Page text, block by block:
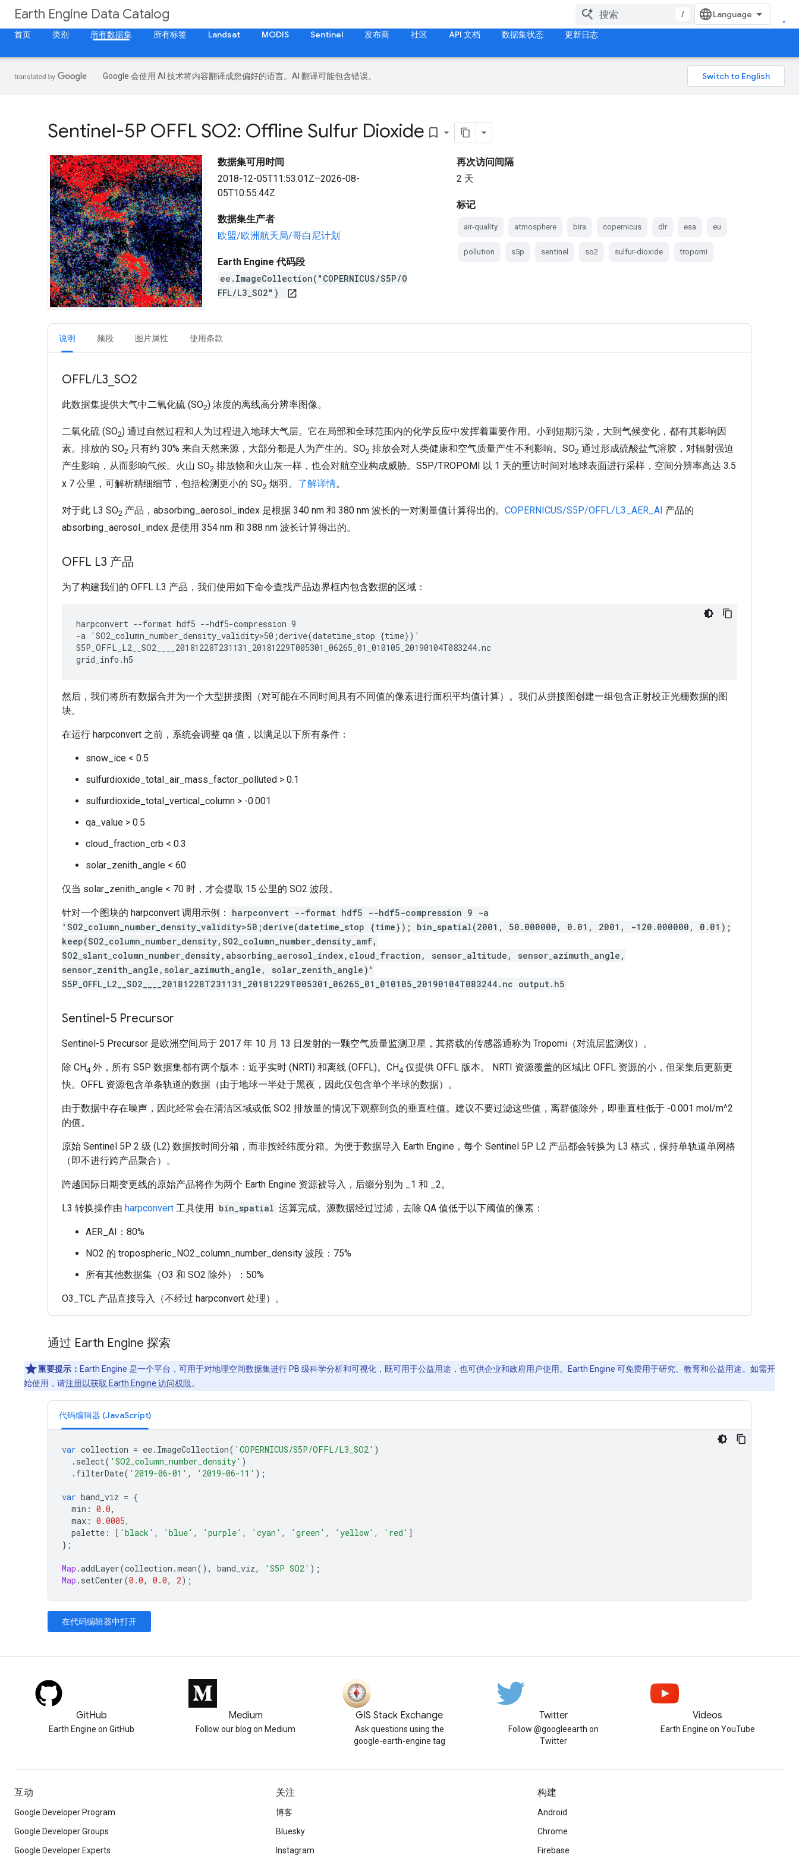
Earth Engine Data Catalog
/
首页
类别 所有数据集 所有标签 Landsat MODIS Sentinel 发布商 社区 API 文档 数据集状态 更新日志
Google 会使用 AI 技术将内容翻译成您偏好的语言。AI 翻译可能包含错误。
Sentinel-5P OFFL SO2: Offline Sulfur Dioxide bookmark_border
数据集可用时间
2018-12-05T11:53:01Z–2026-08-
05T10:55:44Z
数据集生产者
欧盟/欧洲航天局/哥白尼计划
Earth Engine 代码段
ee.ImageCollection("COPERNICUS/S5P/O
FFL/L3_SO2")
open_in_new
再次访问间隔
2 天
标记
air-quality atmosphere bira copernicus dlr esa eu
pollution s5p sentinel so2 sulfur-dioxide tropomi
说明 频段 图片属性 使用条款
OFFL/L3_SO2
此数据集提供大气中二氧化硫 (SO2) 浓度的离线高分辨率图像。
二氧化硫 (SO2) 通过自然过程和人为过程进入地球大气层。它在局部和全球范围内的化学反应中发挥着重要作用。小到短期污染，大到气候变化，都有其影响因
素。排放的 SO2 只有约 30% 来自天然来源，大部分都是人为产生的。SO2 排放会对人类健康和空气质量产生不利影响。SO2 通过形成硫酸盐气溶胶，对辐射强迫
产生影响，从而影响气候。火山 SO2 排放物和火山灰一样，也会对航空业构成威胁。S5P/TROPOMI 以 1 天的重访时间对地球表面进行采样，空间分辨率高达 3.5
x 7 公里，可解析精细细节，包括检测更小的 SO2 烟羽。 了解详情。
对于此 L3 SO2 产品，absorbing_aerosol_index 是根据 340 nm 和 380 nm 波长的一对测量值计算得出的。 COPERNICUS/S5P/OFFL/L3_AER_AI 产品的
absorbing_aerosol_index 是使用 354 nm 和 388 nm 波长计算得出的。
OFFL L3 产品
为了构建我们的 OFFL L3 产品，我们使用如下命令查找产品边界框内包含数据的区域：
harpconvert --format hdf5 --hdf5-compression 9
-a 'SO2_column_number_density_validity>50;derive(datetime_stop {time})'
S5P_OFFL_L2__SO2____20181228T231131_20181229T005301_06265_01_010105_20190104T083244.nc
然后，我们将所有数据合并为一个大型拼接图（对可能在不同时间具有不同值的像素进行面积平均值计算）。我们从拼接图创建一组包含正射校正光栅数据的图
块。
在运行 harpconvert 之前，系统会调整 qa 值，以满足以下所有条件：
snow_ice < 0.5
sulfurdioxide_total_air_mass_factor_polluted > 0.1
sulfurdioxide_total_vertical_column > -0.001
qa_value > 0.5
cloud_fraction_crb < 0.3
solar_zenith_angle < 60
仅当 solar_zenith_angle < 70 时，才会提取 15 公里的 SO2 波段。
针对一个图块的 harpconvert 调用示例：
harpconvert --format hdf5 --hdf5-compression 9 -a
'SO2_column_number_density_validity>50;derive(datetime_stop {time}); bin_spatial(2001, 50.000000, 0.01, 2001, -120.000000, 0.01);
keep(SO2_column_number_density,SO2_column_number_density_amf,
SO2_slant_column_number_density,absorbing_aerosol_index,cloud_fraction, sensor_altitude, sensor_azimuth_angle,
sensor_zenith_angle,solar_azimuth_angle, solar_zenith_angle)'
S5P_OFFL_L2__SO2____20181228T231131_20181229T005301_06265_01_010105_20190104T083244.nc output.h5
Sentinel-5 Precursor
Sentinel-5 Precursor 是欧洲空间局于 2017 年 10 月 13 日发射的一颗空气质量监测卫星，其搭载的传感器通称为 Tropomi（对流层监测仪）。
除 CH4 外，所有 S5P 数据集都有两个版本：近乎实时 (NRTI) 和离线 (OFFL)。CH4 仅提供 OFFL 版本。 NRTI 资源覆盖的区域比 OFFL 资源的小，但采集后更新更
快。OFFL 资源包含单条轨道的数据（由于地球一半处于黑夜，因此仅包含单个半球的数据）。
由于数据中存在噪声，因此经常会在清洁区域或低 SO2 排放量的情况下观察到负的垂直柱值。建议不要过滤这些值，离群值除外，即垂直柱低于 -0.001 mol/m^2
的值。
原始 Sentinel 5P 2 级 (L2) 数据按时间分箱，而非按经纬度分箱。为便于数据导入 Earth Engine，每个 Sentinel 5P L2 产品都会转换为 L3 格式，保持单轨道单网格
（即不进行跨产品聚合）。
跨越国际日期变更线的原始产品将作为两个 Earth Engine 资源被导入，后缀分别为 _1 和 _2。
L3 转换操作由 harpconvert 工具使用 bin_spatial 运算完成。源数据经过过滤，去除 QA 值低于以下阈值的像素：
AER_AI：80%
NO2 的 tropospheric_NO2_column_number_density 波段：75%
所有其他数据集（O3 和 SO2 除外）：50%
O3_TCL 产品直接导入（不经过 harpconvert 处理）。
通过 Earth Engine 探索
重要提示： Earth Engine 是一个平台，可用于对地理空间数据集进行 PB 级科学分析和可视化，既可用于公益用途，也可供企业和政府用户使用。Earth Engine 可免费用于研究、教育和公益用途。如需开
始使用，请注册以获取 Earth Engine 访问权限。
代码编辑器 (JavaScript)
var collection = ee. ImageCollection( 'COPERNICUS/S5P/OFFL/L3_SO2' )
. select( 'SO2_column_number_density' )
. filterDate( '2019-06-01' , '2019-06-11' );
var band_viz = {
min : 0.0,
max : 0.0005,
palette : [ 'black' , 'blue' , 'purple' , 'cyan' , 'green' , 'yellow' , 'red' ]
};
Map .addLayer(collection .mean(), band_viz, 'S5P SO2' );
Map . setCenter(0.0, 0.0, 2);
在代码编辑器中打开
GitHub
Earth Engine on GitHub
Medium
Follow our blog on Medium
GIS Stack Exchange
Ask questions using the
google-earth-engine tag
Twitter
Follow @googleearth on
Twitter
Videos
Earth Engine on YouTube
互动
Google Developer Program
Google Developer Groups
Google Developer Experts
关注
博客
Bluesky
Instagram
构建
Android
Chrome
Firebase